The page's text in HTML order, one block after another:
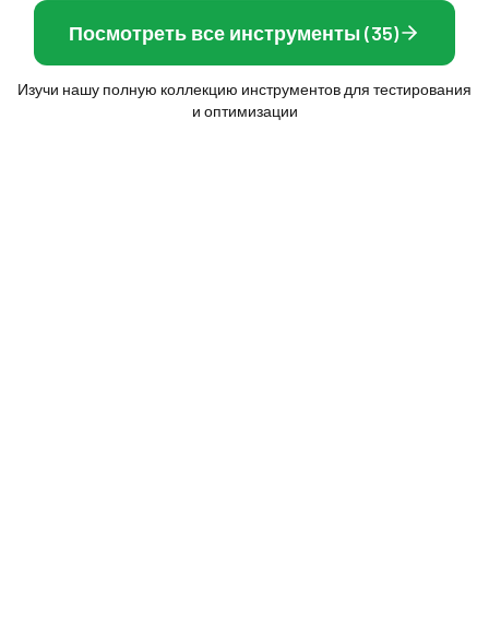
Посмотреть все инструменты (35)
Изучи нашу полную коллекцию инструментов для тестирования
и оптимизации